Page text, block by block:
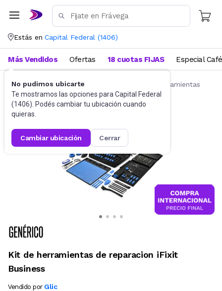
Estás en Capital Federal (1406)
No pudimos ubicarte
Te mostramos las opciones para Capital Federal
(1406). Podés cambiar tu ubicación cuando
quieras.
cambiar ubicación cerrar
Más Vendidos Ofertas 18 cuotas FIJAS Especial Café
Herramientas manuales Kits y juego de herramientas
Kit de herramientas de reparacion iFixit
Business
Vendido por Glic